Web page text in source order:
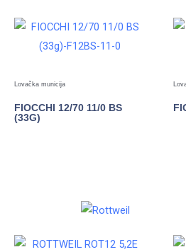
Lovačka municija
FIOCCHI 12/70 11/0 BS
(33G)